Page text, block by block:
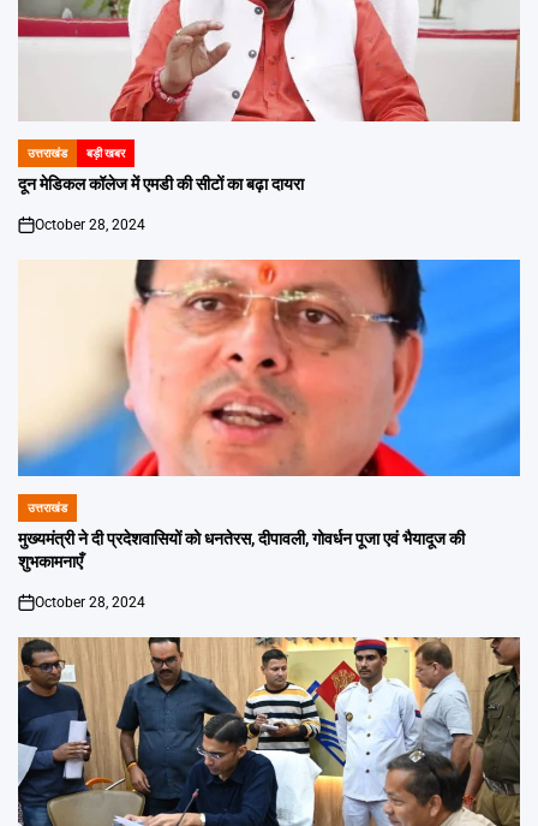
POSTED
IN
उत्तराखंड बड़ी खबर
दून मेडिकल कॉलेज में एमडी की सीटों का बढ़ा दायरा
on
October 28, 2024
POSTED
IN
उत्तराखंड
मुख्यमंत्री ने दी प्रदेशवासियों को धनतेरस, दीपावली, गोवर्धन पूजा एवं भैयादूज की
शुभकामनाएँ
on
October 28, 2024